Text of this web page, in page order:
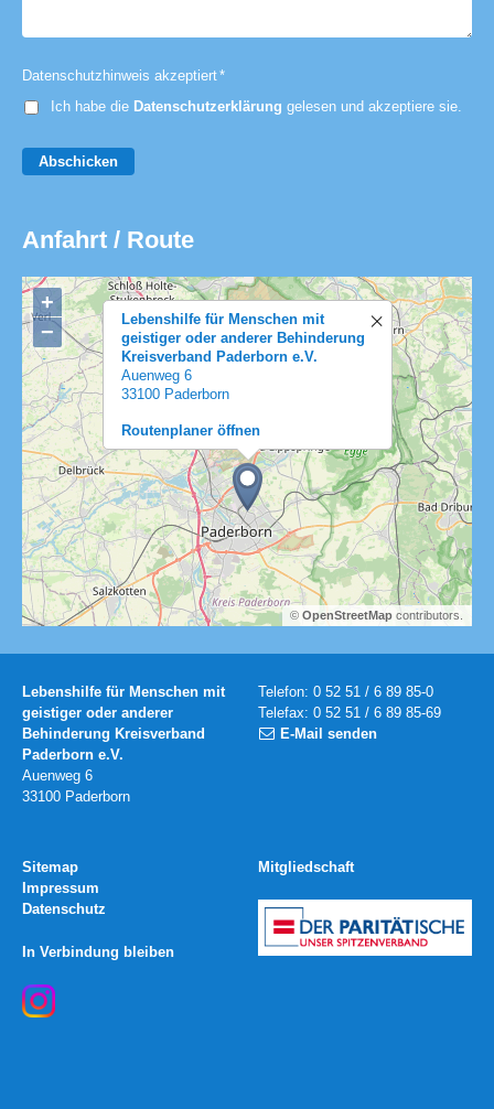
Datenschutzhinweis akzeptiert*
Ich habe die Datenschutzerklärung gelesen und akzeptiere sie.
Abschicken
Anfahrt / Route
Lebenshilfe für Menschen mit
geistiger oder anderer Behinderung
Kreisverband Paderborn e.V.
Auenweg 6
33100 Paderborn
Routenplaner öffnen
+
−
©OpenStreetMap contributors.
Lebenshilfe für Menschen mit
geistiger oder anderer
Behinderung Kreisverband
Paderborn e.V.
Auenweg 6
33100 Paderborn
Telefon: 0 52 51 / 6 89 85-0
Telefax: 0 52 51 / 6 89 85-69
E-Mail senden
Sitemap
Impressum
Datenschutz
In Verbindung bleiben
Mitgliedschaft